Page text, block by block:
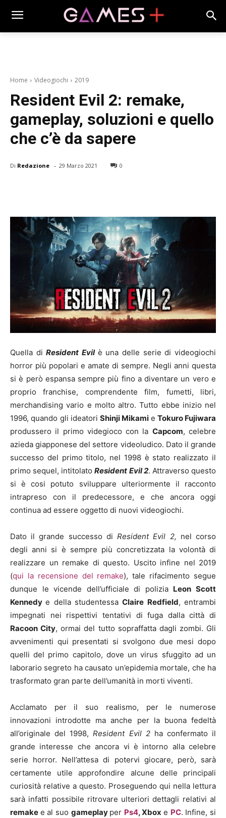
Home Videogiochi 2019
Resident Evil 2: remake,
gameplay, soluzioni e quello
che c’è da sapere
Di Redazione - 29 Marzo 2021 0
Quella diResident Evil è una delle serie di videogiochi
horror più popolari e amate di sempre. Negli anni questa
si è però espansa sempre più fino a diventare un vero e
proprio franchise, comprendente film, fumetti, libri,
merchandising vario e molto altro. Tutto ebbe inizio nel
1996, quando gli ideatori Shinji Mikami e Tokuro Fujiwara
produssero il primo videgioco con la Capcom, celebre
azieda giapponese del settore videoludico. Dato il grande
successo del primo titolo, nel 1998 è stato realizzato il
primo sequel, intitolatoResident Evil 2. Attraverso questo
si è cosi potuto sviluppare ulteriormente il racconto
intrapreso con il predecessore, e che ancora oggi
continua ad essere oggetto di nuovi videogiochi.
Dato il grande successo diResident Evil 2, nel corso
degli anni si è sempre più concretizzata la volontà di
realizzare un remake di questo. Uscito infine nel 2019
(qui la recensione del remake), tale rifacimento segue
dunque le vicende dell’ufficiale di polizia Leon Scott
Kennedye della studentessaClaire Redfield, entrambi
impegnati nei rispettivi tentativi di fuga dalla città di
Racoon City, ormai del tutto sopraffatta dagli zombi. Gli
avvenimenti qui presentati si svolgono due mesi dopo
quelli del primo capitolo, dove un virus sfuggito ad un
laborario segreto ha causato un’epidemia mortale, che ha
trasformato gran parte dell’umanità in morti viventi.
Acclamato per il suo realismo, per le numerose
innovazioni introdotte ma anche per la buona fedeltà
all’originale del 1998,Resident Evil 2 ha confermato il
grande interesse che ancora vi è intorno alla celebre
serie horror. Nell’attesa di potervi giocare, però, sarà
certamente utile approfondire alcune delle principali
curiosità relative a questo. Proseguendo qui nella lettura
sarà infatti possibile ritrovare ulteriori dettagli relativi al
remake e al suo gameplay per Ps4, Xboxe PC. Infine, si